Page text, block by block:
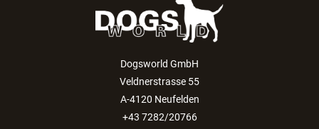
Dogsworld GmbH
Veldnerstrasse 55
A-4120 Neufelden
+43 7282/20766